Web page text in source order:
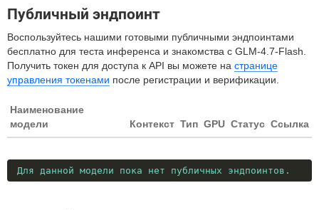
Публичный эндпоинт
Воспользуйтесь нашими готовыми публичными эндпоинтами
бесплатно для теста инференса и знакомства с GLM-4.7-Flash.
Получить токен для доступа к API вы можете на странице
управления токенами после регистрации и верификации.
Наименование
модели
Контекст Тип GPU Статус Ссылка
Для данной модели пока нет публичных эндпоинтов.